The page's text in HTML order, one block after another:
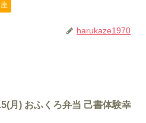
harukaze1970
月) おふくろ弁当 己書体験幸